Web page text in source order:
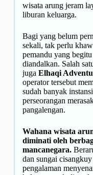
wisata arung jeram
liburan keluarga.
Bagi yang belum
sekali, tak perlu
pemandu yang
diandalkan. Salah
juga Elhaqi
operator tersebut
sudah banyak
perseorangan
pangalengan.
Wahana wisata
diminati oleh
mancanegara.
dan sungai
pengalaman